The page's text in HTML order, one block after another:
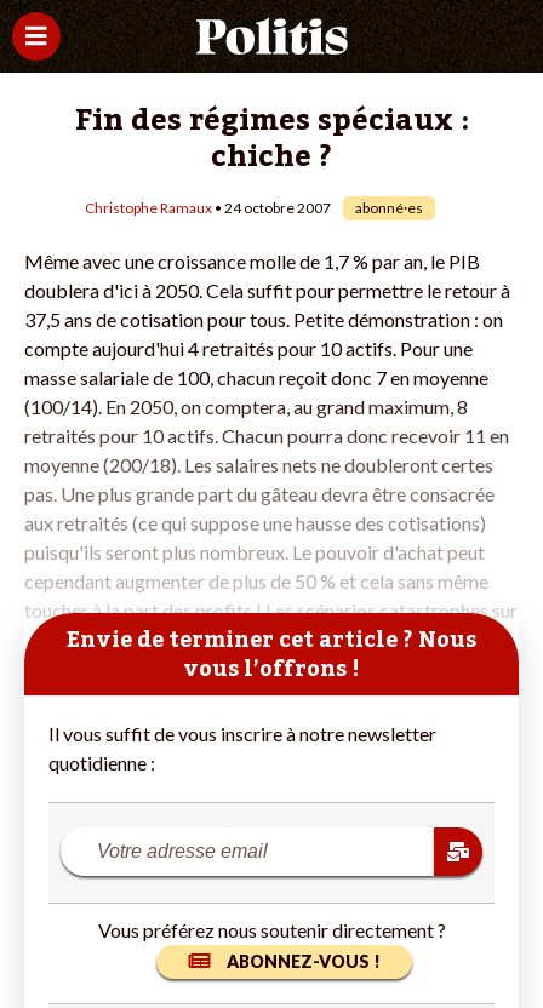
Fin des régimes spéciaux :
chiche ?
Christophe Ramaux • 24 octobre 2007 abonné·es
Même avec une croissance molle de 1,7 % par an, le PIB
doublera d'ici à 2050. Cela suffit pour permettre le retour à
37,5 ans de cotisation pour tous. Petite démonstration : on
compte aujourd'hui 4 retraités pour 10 actifs. Pour une
masse salariale de 100, chacun reçoit donc 7 en moyenne
(100/14). En 2050, on comptera, au grand maximum, 8
retraités pour 10 actifs. Chacun pourra donc recevoir 11 en
moyenne (200/18). Les salaires nets ne doubleront certes
pas. Une plus grande part du gâteau devra être consacrée
aux retraités (ce qui suppose une hausse des cotisations)
puisqu'ils seront plus nombreux. Le pouvoir d'achat peut
cependant augmenter de plus de 50 % et cela sans même
toucher à la part des profits ! Les scénarios catastrophes sur
Envie de terminer cet article ? Nous
vous l’offrons !
Il vous suffit de vous inscrire à notre newsletter
quotidienne :
Vous préférez nous soutenir directement ?
ABONNEZ-VOUS !